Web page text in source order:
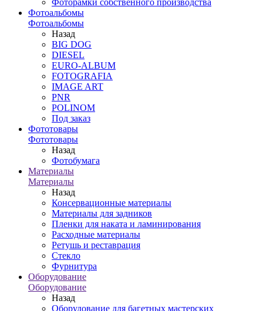
Фоторамки собственного производства
Фотоальбомы
Фотоальбомы
Назад
BIG DOG
DIESEL
EURO-ALBUM
FOTOGRAFIA
IMAGE ART
PNR
POLINOM
Под заказ
Фототовары
Фототовары
Назад
Фотобумага
Материалы
Материалы
Назад
Консервационные материалы
Материалы для задников
Пленки для наката и ламинирования
Расходные материалы
Ретушь и реставрация
Стекло
Фурнитура
Оборудование
Оборудование
Назад
Оборудование для багетных мастерских